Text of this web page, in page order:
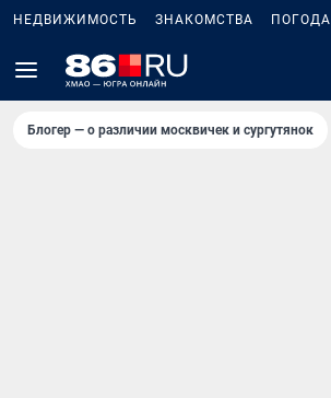
НЕДВИЖИМОСТЬ ЗНАКОМСТВА ПОГОДА
Блогер — о различии москвичек и сургутянок